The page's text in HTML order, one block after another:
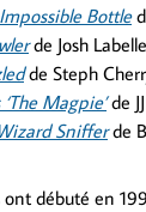
Bottle
de Josh
de Steph
Magpie’de
Snifferde
débuté en